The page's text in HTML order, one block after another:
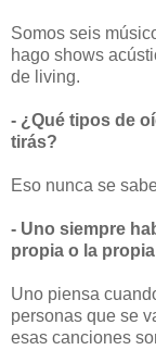
Somos seis
hago shows
de living.
- ¿Qué tipos de
tirás?
Eso nunca se
- Uno siempre
propia o la
Uno piensa
personas que se
esas canciones